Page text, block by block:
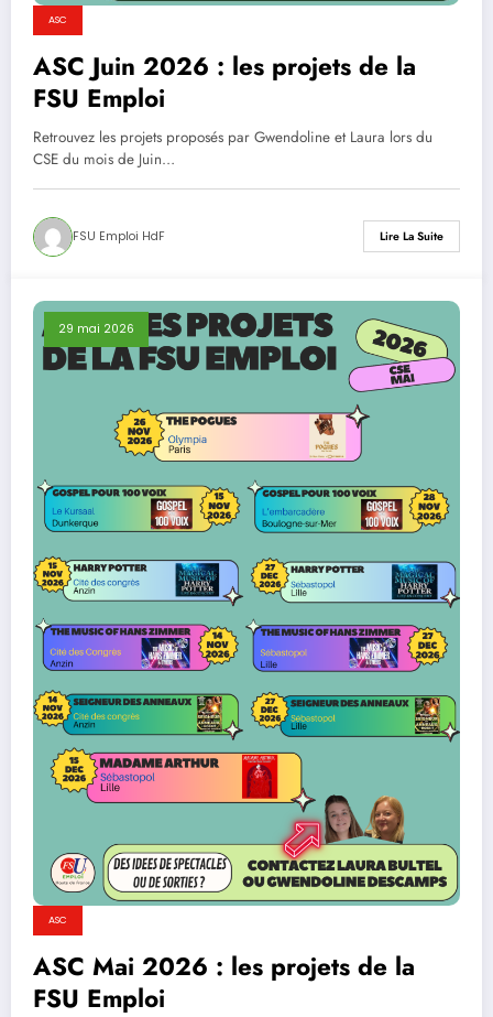
ASC
ASC Juin 2026 : les projets de la
FSU Emploi
Retrouvez les projets proposés par Gwendoline et Laura lors du
CSE du mois de Juin…
FSU Emploi HdF Lire La Suite
29 mai 2026
ASC
ASC Mai 2026 : les projets de la
FSU Emploi